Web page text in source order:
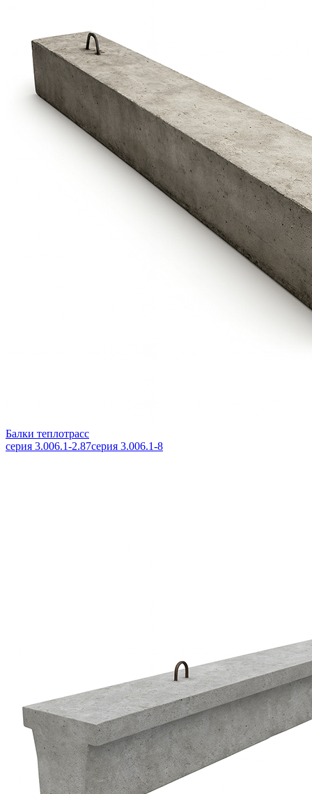
Балки теплотрасс
серия 3.006.1-2.87серия 3.006.1-8